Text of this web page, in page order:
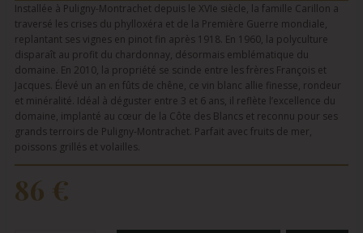
Installée à Puligny-Montrachet depuis le XVIe siècle, la famille Carillon a
traversé les crises du phylloxéra et de la Première Guerre mondiale,
replantant ses vignes en pinot fin après 1918. En 1960, la polyculture
disparaît au profit du chardonnay, désormais emblématique du
domaine. En 2010, la propriété se scinde entre les frères François et
Jacques. Élevé un an en fûts de chêne, ce vin blanc allie finesse, rondeur
et minéralité. Idéal à déguster entre 3 et 6 ans, il reflète l’excellence du
domaine, implanté au cœur de la Côte des Blancs et reconnu pour ses
grands terroirs de Puligny-Montrachet. Parfait avec fruits de mer,
poissons grillés et volailles.
86 €